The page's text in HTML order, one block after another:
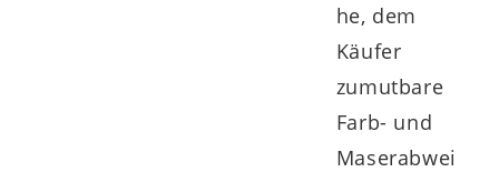
he, dem
Käufer
zumutbare
Farb- und
Maserabwei